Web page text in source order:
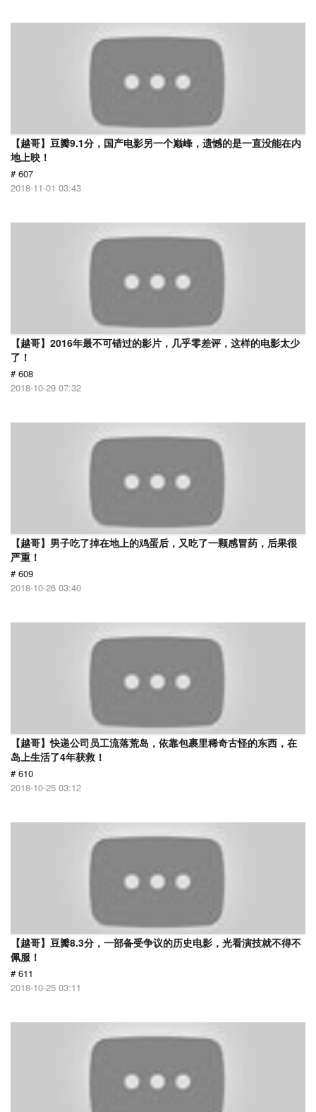
【越哥】豆瓣9.1分，国产电影另一个巅峰，遗憾的是一直没能在内
地上映！
# 607
2018-11-01 03:43
【越哥】2016年最不可错过的影片，几乎零差评，这样的电影太少
了！
# 608
2018-10-29 07:32
【越哥】男子吃了掉在地上的鸡蛋后，又吃了一颗感冒药，后果很
严重！
# 609
2018-10-26 03:40
【越哥】快递公司员工流落荒岛，依靠包裹里稀奇古怪的东西，在
岛上生活了4年获救！
# 610
2018-10-25 03:12
【越哥】豆瓣8.3分，一部备受争议的历史电影，光看演技就不得不
佩服！
# 611
2018-10-25 03:11